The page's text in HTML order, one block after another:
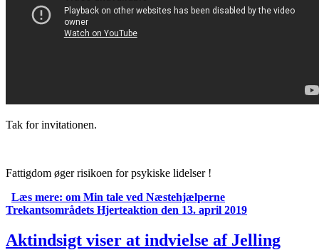
Tak for invitationen.
Fattigdom øger risikoen for psykiske lidelser !
Læs mere: om Min tale ved Næstehjælperne
Trekantsområdets Hjerteaktion den 13. april 2019
Aktindsigt viser at indvielse af Jelling